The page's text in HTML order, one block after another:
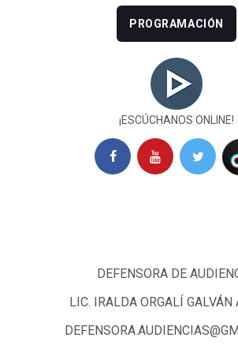
PROGRAMACIÓN
¡ESCÚCHANOS ONLINE!
DEFENSORA DE
LIC. IRALDA ORGALÍ GALVÁN